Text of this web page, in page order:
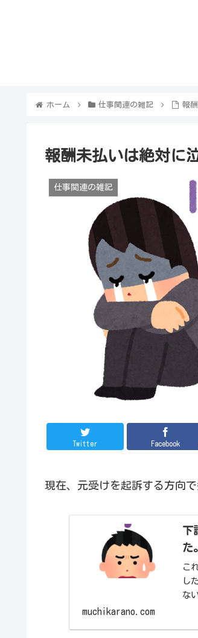
ホーム 仕事関連の雑記 報
報酬未払いは絶対に
仕事関連の雑記
Twitter Facebook
現在、元受けを起訴する方向
下
た。
これ
し
な
muchikarano.com